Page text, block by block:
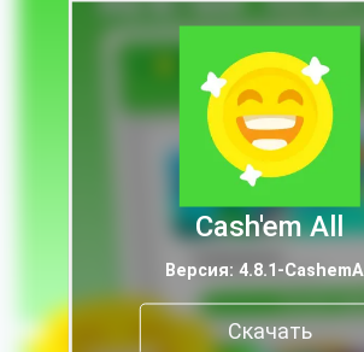
Cash'em All
Версия: 4.8.1-CashemAll
Скачать